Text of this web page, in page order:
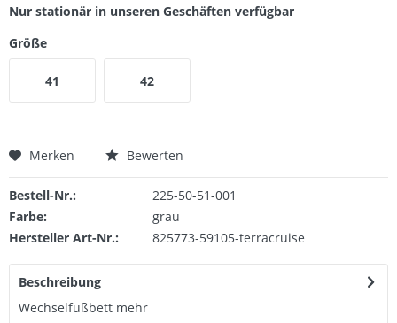
Nur stationär in unseren Geschäften verfügbar
Größe
41 42
Merken Bewerten
Bestell-Nr.:
225-50-51-001
Farbe:
grau
Hersteller Art-Nr.:
825773-59105-terracruise
Beschreibung
Wechselfußbett mehr